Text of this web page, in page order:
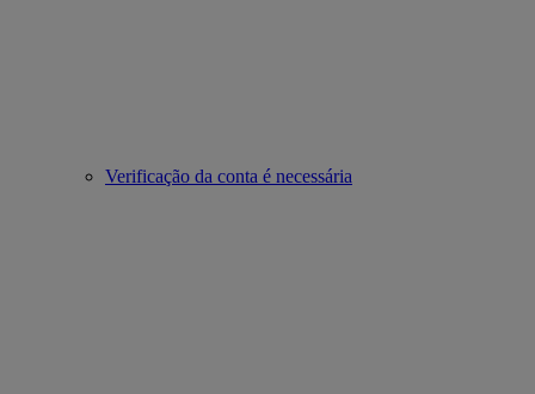
Verificação da conta é necessária